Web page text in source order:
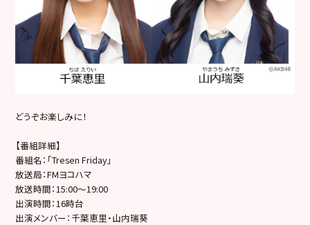
どうぞお楽しみに！
【番組詳細】
番組名：「Tresen Friday」
放送局：FMヨコハマ
放送時間：15:00～19:00
出演時間：16時台
出演メンバー：千葉恵里・山内瑞葵